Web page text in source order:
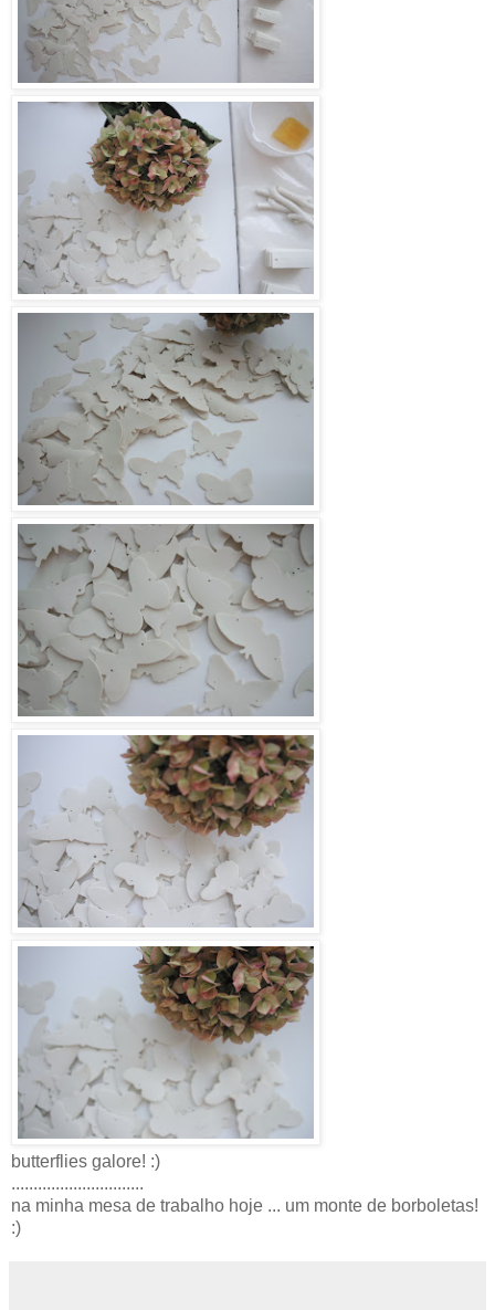
butterflies galore! :)
..............................
na minha mesa de trabalho hoje ... um monte de borboletas!
:)